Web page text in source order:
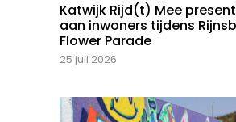
Katwijk Rijd(t) Mee
aan inwoners tijdens
Flower Parade
25 juli 2026